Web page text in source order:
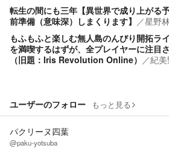
転生の間にも三年【異世界で成り上がる
前準備（意味深）しまくります】 ／星野
もふもふと楽しむ無人島のんびり開拓ラ
を満喫するはずが、全プレイヤーに注目
（旧題：Iris Revolution Online） ／紀美
ユーザーのフォロー もっと見る
パクリーヌ四葉
@paku-yotsuba